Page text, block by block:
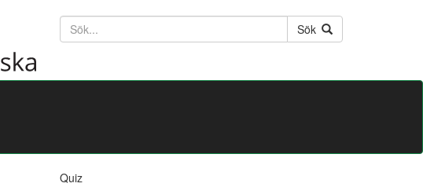
Söktext
Sök
Quiz